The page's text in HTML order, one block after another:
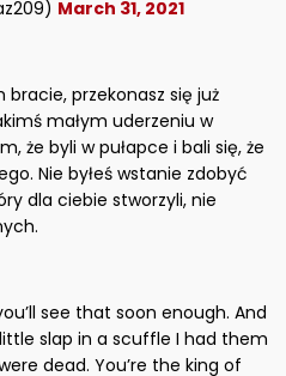
March 31, 2021
przekonasz się już
małym uderzeniu w
że byli w pułapce i bali się, że
Nie byłeś wstanie zdobyć
dla ciebie stworzyli, nie
see that soon enough. And
slap in a scuffle I had them
dead. You’re the king of